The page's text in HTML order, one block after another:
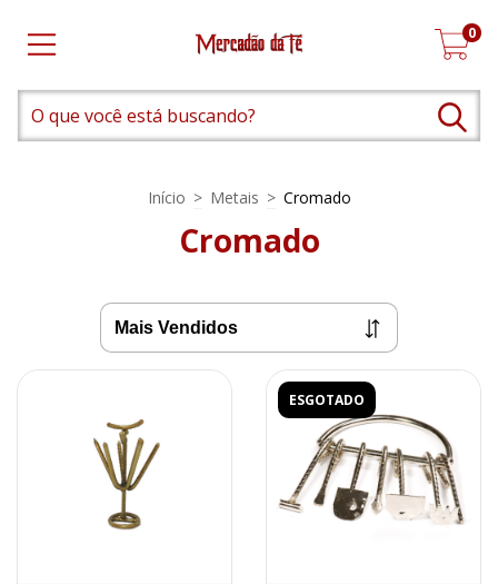
0
Início > Metais > Cromado
Cromado
ESGOTADO